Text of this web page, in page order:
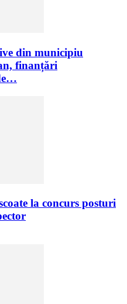
din municipiu
finanțări
la concurs posturi